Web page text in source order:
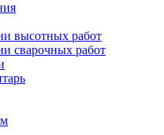
высотных работ
сварочных работ